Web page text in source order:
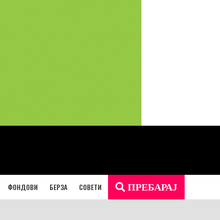
ФОНДОВИ БЕРЗА СОВЕТИ ПРЕБАРАЈ